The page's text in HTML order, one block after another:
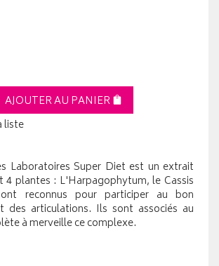
AJOUTER AU PANIER
liste
Laboratoires Super Diet est un extrait
4 plantes : L'Harpagophytum, le Cassis
reconnus pour participer au bon
des articulations. Ils sont associés au
à merveille ce complexe.